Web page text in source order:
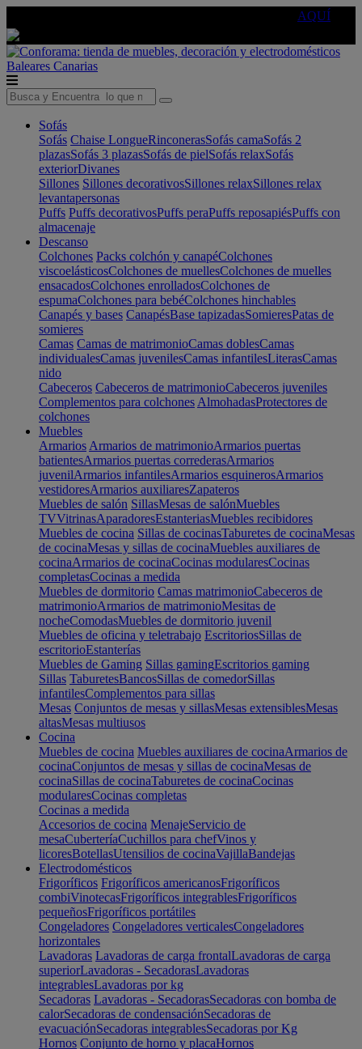
AQUÍ
Baleares Canarias
Sofás
Sofás Chaise LongueRinconerasSofás camaSofás 2
plazasSofás 3 plazasSofás de pielSofás relaxSofás
exteriorDivanes
Sillones Sillones decorativosSillones relaxSillones relax
levantapersonas
Puffs Puffs decorativosPuffs peraPuffs reposapiésPuffs con
almacenaje
Descanso
Colchones Packs colchón y canapéColchones
viscoelásticosColchones de muellesColchones de muelles
ensacadosColchones enrolladosColchones de
espumaColchones para bebéColchones hinchables
Canapés y bases CanapésBase tapizadasSomieresPatas de
somieres
Camas Camas de matrimonioCamas doblesCamas
individualesCamas juvenilesCamas infantilesLiterasCamas
nido
Cabeceros Cabeceros de matrimonioCabeceros juveniles
Complementos para colchones AlmohadasProtectores de
colchones
Muebles
Armarios Armarios de matrimonioArmarios puertas
batientesArmarios puertas correderasArmarios
juvenilArmarios infantilesArmarios esquinerosArmarios
vestidoresArmarios auxiliaresZapateros
Muebles de salón SillasMesas de salónMuebles
TVVitrinasAparadoresEstanteriasMuebles recibidores
Muebles de cocina Sillas de cocinasTaburetes de cocinaMesas
de cocinaMesas y sillas de cocinaMuebles auxiliares de
cocinaArmarios de cocinaCocinas modularesCocinas
completasCocinas a medida
Muebles de dormitorio Camas matrimonioCabeceros de
matrimonioArmarios de matrimonioMesitas de
nocheComodasMuebles de dormitorio juvenil
Muebles de oficina y teletrabajo EscritoriosSillas de
escritorioEstanterías
Muebles de Gaming Sillas gamingEscritorios gaming
Sillas TaburetesBancosSillas de comedorSillas
infantilesComplementos para sillas
Mesas Conjuntos de mesas y sillasMesas extensiblesMesas
altasMesas multiusos
Cocina
Muebles de cocina Muebles auxiliares de cocinaArmarios de
cocinaConjuntos de mesas y sillas de cocinaMesas de
cocinaSillas de cocinaTaburetes de cocinaCocinas
modularesCocinas completas
Cocinas a medida
Accesorios de cocina MenajeServicio de
mesaCuberteríaCuchillos para chefVinos y
licoresBotellasUtensilios de cocinaVajillaBandejas
Electrodomésticos
Frigoríficos Frigoríficos americanosFrigoríficos
combiVinotecasFrigoríficos integrablesFrigoríficos
pequeñosFrigoríficos portátiles
Congeladores Congeladores verticalesCongeladores
horizontales
Lavadoras Lavadoras de carga frontalLavadoras de carga
superiorLavadoras - SecadorasLavadoras
integrablesLavadoras por kg
Secadoras Lavadoras - SecadorasSecadoras con bomba de
calorSecadoras de condensaciónSecadoras de
evacuaciónSecadoras integrablesSecadoras por Kg
Hornos Conjunto de horno y placaHornos